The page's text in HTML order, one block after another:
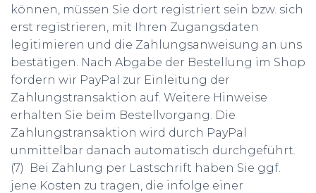
können, müssen Sie dort registriert sein bzw. sich
erst registrieren, mit Ihren Zugangsdaten
legitimieren und die Zahlungsanweisung an uns
bestätigen. Nach Abgabe der Bestellung im Shop
fordern wir PayPal zur Einleitung der
Zahlungstransaktion auf. Weitere Hinweise
erhalten Sie beim Bestellvorgang. Die
Zahlungstransaktion wird durch PayPal
unmittelbar danach automatisch durchgeführt.
(7) Bei Zahlung per Lastschrift haben Sie ggf.
jene Kosten zu tragen, die infolge einer